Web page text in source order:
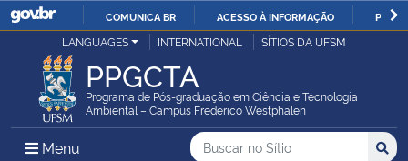
IR
O
CONTEÚDO
COMUNICA BR ACESSO À INFORMAÇÃO
Ministério da Justiça e Segurança Pública
Ministério da Defesa
LANGUAGES INTERNATIONAL SÍTIOS DA UFSM
PPGCTA
Programa de Pós-graduação em Ciência e Tecnologia
Ambiental – Campus Frederico Westphalen
Menu Menu Principal do Sítio
Busca
Buscar no no Sítio
Busca: